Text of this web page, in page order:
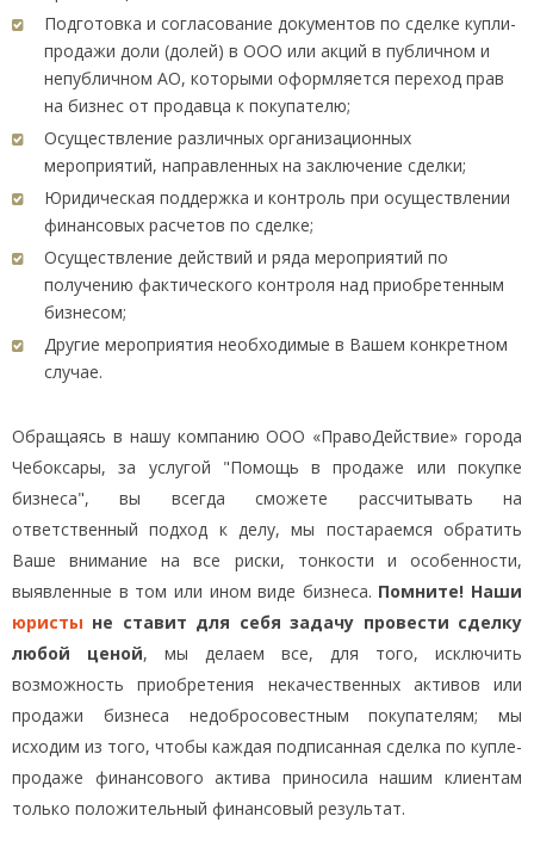
Подготовка и согласование документов по сделке купли-
продажи доли (долей) в ООО или акций в публичном и
непубличном АО, которыми оформляется переход прав
на бизнес от продавца к покупателю;
Осуществление различных организационных
мероприятий, направленных на заключение сделки;
Юридическая поддержка и контроль при осуществлении
финансовых расчетов по сделке;
Осуществление действий и ряда мероприятий по
получению фактического контроля над приобретенным
бизнесом;
Другие мероприятия необходимые в Вашем конкретном
случае.
Обращаясь в нашу компанию ООО «ПравоДействие» города
Чебоксары, за услугой "Помощь в продаже или покупке
бизнеса", вы всегда сможете рассчитывать на
ответственный подход к делу, мы постараемся обратить
Ваше внимание на все риски, тонкости и особенности,
выявленные в том или ином виде бизнеса. Помните! Наши
юристы не ставит для себя задачу провести сделку
любой ценой, мы делаем все, для того, исключить
возможность приобретения некачественных активов или
продажи бизнеса недобросовестным покупателям; мы
исходим из того, чтобы каждая подписанная сделка по купле-
продаже финансового актива приносила нашим клиентам
только положительный финансовый результат.